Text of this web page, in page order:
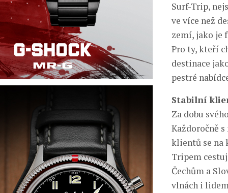
Surf-Trip,
ve více než
zemí, jako je
Pro ty, kteří
destinace
pestré
Stabilní
Za dobu
Každoročně
klientů se na
Tripem
Čechům a
vlnách i